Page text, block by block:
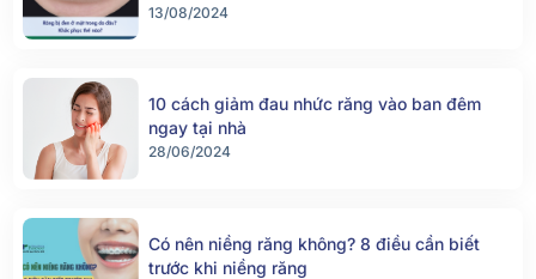
13/08/2024
10 cách giảm đau nhức răng vào ban đêm
ngay tại nhà
28/06/2024
Có nên niềng răng không? 8 điều cần biết
trước khi niềng răng